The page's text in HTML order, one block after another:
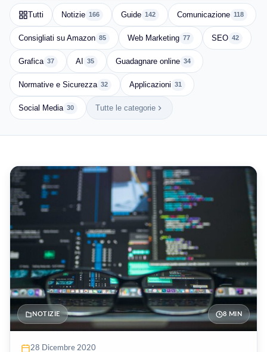
Tutti Notizie 166 Guide 142 Comunicazione 118
Consigliati su Amazon 85 Web Marketing 77 SEO 42
Grafica 37 AI 35 Guadagnare online 34
Normative e Sicurezza 32 Applicazioni 31
Social Media 30 Tutte le categorie
NOTIZIE 8 MIN
28 Dicembre 2020